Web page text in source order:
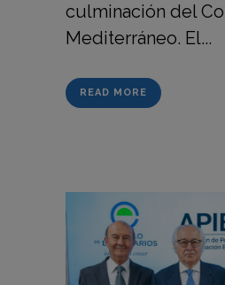
culminación del
Mediterráneo. El...
READ MORE